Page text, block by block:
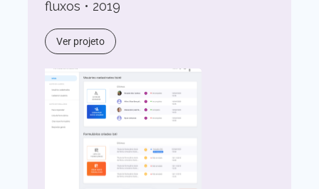
fluxos • 2019
Ver projeto